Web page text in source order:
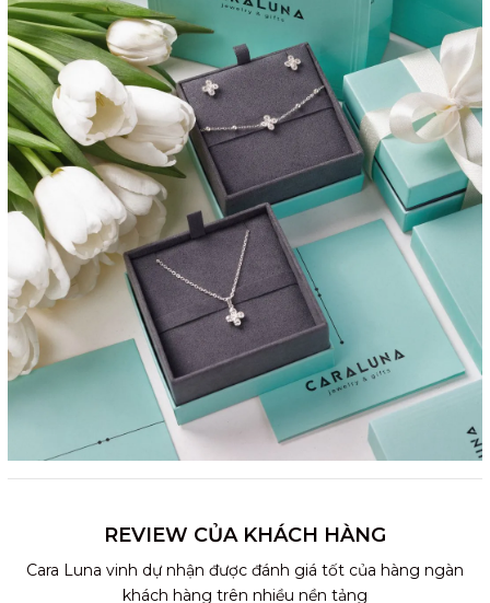
REVIEW CỦA KHÁCH HÀNG
Cara Luna vinh dự nhận được đánh giá tốt của hàng ngàn
khách hàng trên nhiều nền tảng